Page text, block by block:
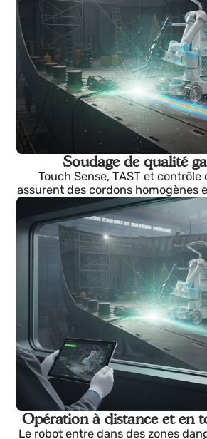
Soudage de qualité
Touch Sense, TAST et
assurent des cordons